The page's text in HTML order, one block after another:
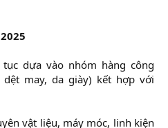
dựa vào nhóm hàng công
may, da giày) kết hợp với
vật liệu, máy móc, linh kiện